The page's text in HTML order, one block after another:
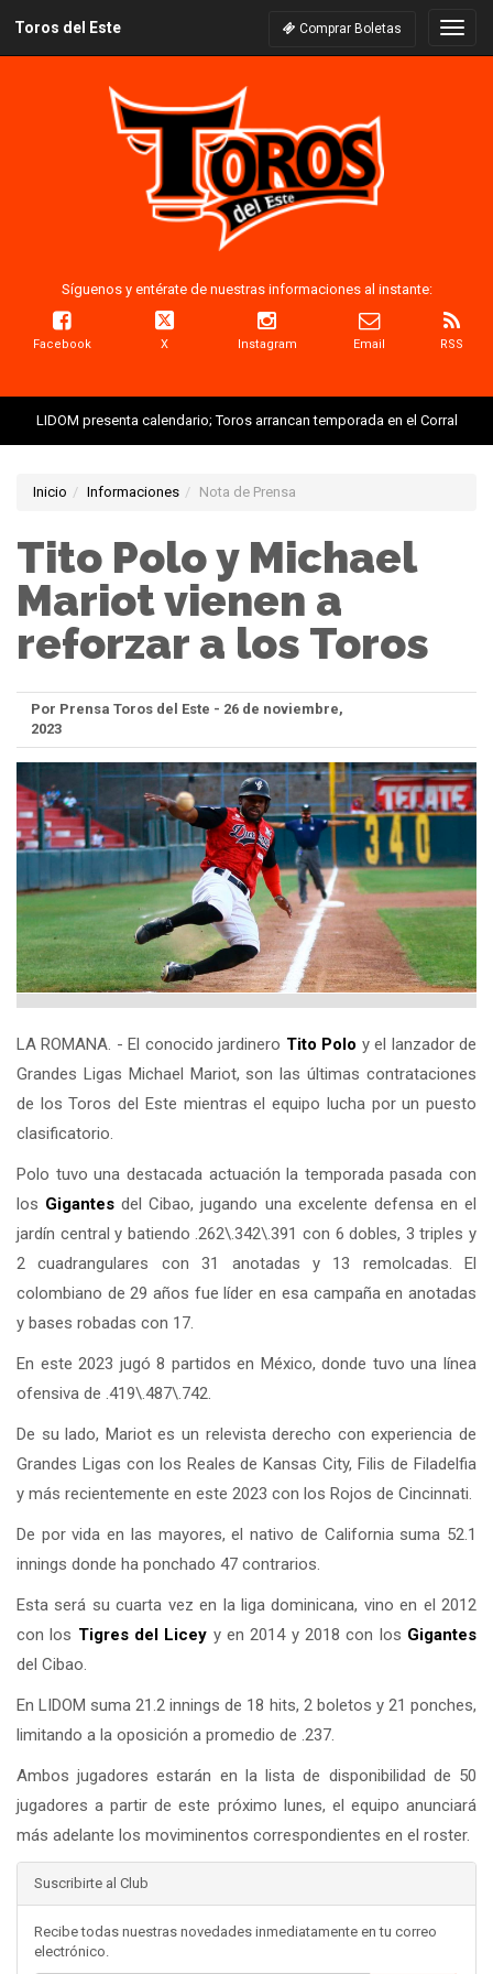
Toros del Este Comprar Boletas
Síguenos y entérate de nuestras informaciones al instante:
Facebook X Instagram Email RSS
LIDOM presenta calendario; Toros arrancan temporada en el Corral
Inicio Informaciones Nota de Prensa
Tito Polo y Michael
Mariot vienen a
reforzar a los Toros
Por Prensa Toros del Este - 26 de noviembre,
2023
LA ROMANA. - El conocido jardinero Tito Polo y el lanzador de
Grandes Ligas Michael Mariot, son las últimas contrataciones
de los Toros del Este mientras el equipo lucha por un puesto
clasificatorio.
Polo tuvo una destacada actuación la temporada pasada con
los Gigantes del Cibao, jugando una excelente defensa en el
jardín central y batiendo .262\.342\.391 con 6 dobles, 3 triples y
2 cuadrangulares con 31 anotadas y 13 remolcadas. El
colombiano de 29 años fue líder en esa campaña en anotadas
y bases robadas con 17.
En este 2023 jugó 8 partidos en México, donde tuvo una línea
ofensiva de .419\.487\.742.
De su lado, Mariot es un relevista derecho con experiencia de
Grandes Ligas con los Reales de Kansas City, Filis de Filadelfia
y más recientemente en este 2023 con los Rojos de Cincinnati.
De por vida en las mayores, el nativo de California suma 52.1
innings donde ha ponchado 47 contrarios.
Esta será su cuarta vez en la liga dominicana, vino en el 2012
con los Tigres del Licey y en 2014 y 2018 con los Gigantes
del Cibao.
En LIDOM suma 21.2 innings de 18 hits, 2 boletos y 21 ponches,
limitando a la oposición a promedio de .237.
Ambos jugadores estarán en la lista de disponibilidad de 50
jugadores a partir de este próximo lunes, el equipo anunciará
más adelante los moviminentos correspondientes en el roster.
Suscribirte al Club
Recibe todas nuestras novedades inmediatamente en tu correo
electrónico.